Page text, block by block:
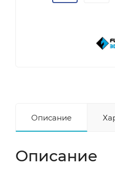
Описание
Описание